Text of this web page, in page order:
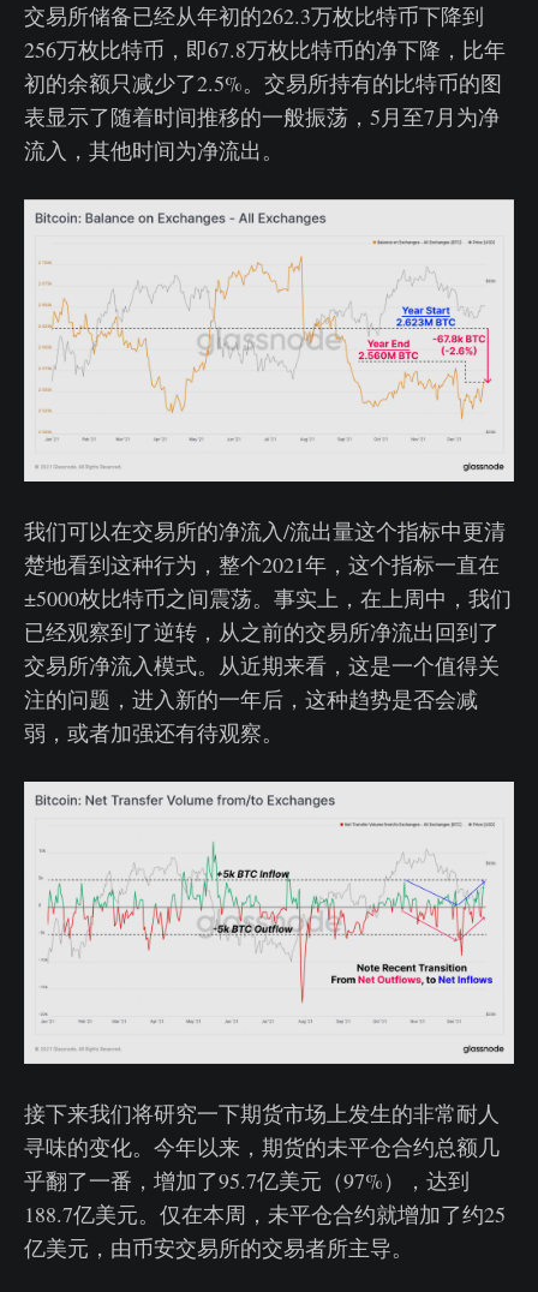
交易所储备已经从年初的262.3万枚比特币下降到
256万枚比特币，即67.8万枚比特币的净下降，比年
初的余额只减少了2.5%。交易所持有的比特币的图
表显示了随着时间推移的一般振荡，5月至7月为净
流入，其他时间为净流出。
我们可以在交易所的净流入/流出量这个指标中更清
楚地看到这种行为，整个2021年，这个指标一直在
±5000枚比特币之间震荡。事实上，在上周中，我们
已经观察到了逆转，从之前的交易所净流出回到了
交易所净流入模式。从近期来看，这是一个值得关
注的问题，进入新的一年后，这种趋势是否会减
弱，或者加强还有待观察。
接下来我们将研究一下期货市场上发生的非常耐人
寻味的变化。今年以来，期货的未平仓合约总额几
乎翻了一番，增加了95.7亿美元（97%），达到
188.7亿美元。仅在本周，未平仓合约就增加了约25
亿美元，由币安交易所的交易者所主导。